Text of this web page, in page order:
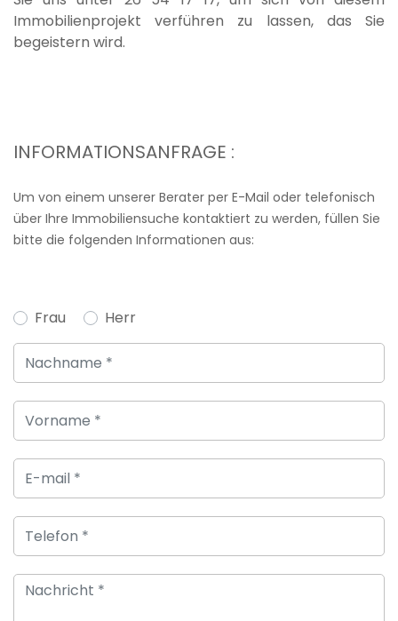
Immobilienprojekt verführen zu lassen, das Sie
begeistern wird.
INFORMATIONSANFRAGE :
Um von einem unserer Berater per E-Mail oder telefonisch
über Ihre Immobiliensuche kontaktiert zu werden, füllen Sie
bitte die folgenden Informationen aus:
Frau Herr